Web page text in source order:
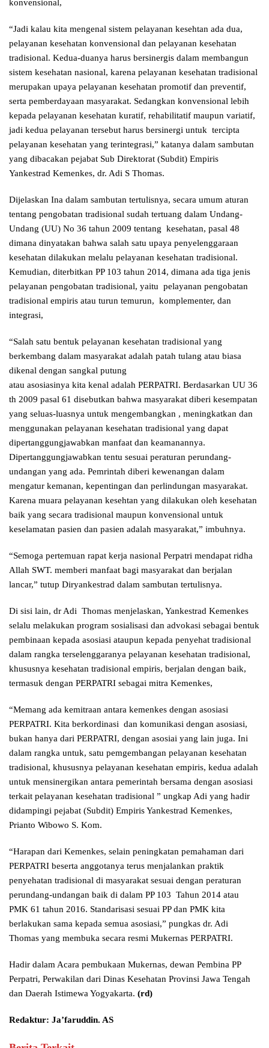
konvensional,
“Jadi kalau kita mengenal sistem pelayanan kesehtan ada dua,
pelayanan kesehatan konvensional dan pelayanan kesehatan
tradisional. Kedua-duanya harus bersinergis dalam membangun
sistem kesehatan nasional, karena pelayanan kesehatan tradisional
merupakan upaya pelayanan kesehatan promotif dan preventif,
serta pemberdayaan masyarakat. Sedangkan konvensional lebih
kepada pelayanan kesehatan kuratif, rehabilitatif maupun variatif,
jadi kedua pelayanan tersebut harus bersinergi untuk tercipta
pelayanan kesehatan yang terintegrasi,” katanya dalam sambutan
yang dibacakan pejabat Sub Direktorat (Subdit) Empiris
Yankestrad Kemenkes, dr. Adi S Thomas.
Dijelaskan Ina dalam sambutan tertulisnya, secara umum aturan
tentang pengobatan tradisional sudah tertuang dalam Undang-
Undang (UU) No 36 tahun 2009 tentang kesehatan, pasal 48
dimana dinyatakan bahwa salah satu upaya penyelenggaraan
kesehatan dilakukan melalu pelayanan kesehatan tradisional.
Kemudian, diterbitkan PP 103 tahun 2014, dimana ada tiga jenis
pelayanan pengobatan tradisional, yaitu pelayanan pengobatan
tradisional empiris atau turun temurun, komplementer, dan
integrasi,
“Salah satu bentuk pelayanan kesehatan tradisional yang
berkembang dalam masyarakat adalah patah tulang atau biasa
dikenal dengan sangkal putung
atau asosiasinya kita kenal adalah PERPATRI. Berdasarkan UU 36
th 2009 pasal 61 disebutkan bahwa masyarakat diberi kesempatan
yang seluas-luasnya untuk mengembangkan , meningkatkan dan
menggunakan pelayanan kesehatan tradisional yang dapat
dipertanggungjawabkan manfaat dan keamanannya.
Dipertanggungjawabkan tentu sesuai peraturan perundang-
undangan yang ada. Pemrintah diberi kewenangan dalam
mengatur kemanan, kepentingan dan perlindungan masyarakat.
Karena muara pelayanan kesehtan yang dilakukan oleh kesehatan
baik yang secara tradisional maupun konvensional untuk
keselamatan pasien dan pasien adalah masyarakat,” imbuhnya.
“Semoga pertemuan rapat kerja nasional Perpatri mendapat ridha
Allah SWT. memberi manfaat bagi masyarakat dan berjalan
lancar,” tutup Diryankestrad dalam sambutan tertulisnya.
Di sisi lain, dr Adi Thomas menjelaskan, Yankestrad Kemenkes
selalu melakukan program sosialisasi dan advokasi sebagai bentuk
pembinaan kepada asosiasi ataupun kepada penyehat tradisional
dalam rangka terselenggaranya pelayanan kesehatan tradisional,
khususnya kesehatan tradisional empiris, berjalan dengan baik,
termasuk dengan PERPATRI sebagai mitra Kemenkes,
“Memang ada kemitraan antara kemenkes dengan asosiasi
PERPATRI. Kita berkordinasi dan komunikasi dengan asosiasi,
bukan hanya dari PERPATRI, dengan asosiai yang lain juga. Ini
dalam rangka untuk, satu pemgembangan pelayanan kesehatan
tradisional, khususnya pelayanan kesehatan empiris, kedua adalah
untuk mensinergikan antara pemerintah bersama dengan asosiasi
terkait pelayanan kesehatan tradisional ” ungkap Adi yang hadir
didampingi pejabat (Subdit) Empiris Yankestrad Kemenkes,
Prianto Wibowo S. Kom.
“Harapan dari Kemenkes, selain peningkatan pemahaman dari
PERPATRI beserta anggotanya terus menjalankan praktik
penyehatan tradisional di masyarakat sesuai dengan peraturan
perundang-undangan baik di dalam PP 103 Tahun 2014 atau
PMK 61 tahun 2016. Standarisasi sesuai PP dan PMK kita
berlakukan sama kepada semua asosiasi,” pungkas dr. Adi
Thomas yang membuka secara resmi Mukernas PERPATRI.
Hadir dalam Acara pembukaan Mukernas, dewan Pembina PP
Perpatri, Perwakilan dari Dinas Kesehatan Provinsi Jawa Tengah
dan Daerah Istimewa Yogyakarta. (rd)
Redaktur: Ja’faruddin. AS